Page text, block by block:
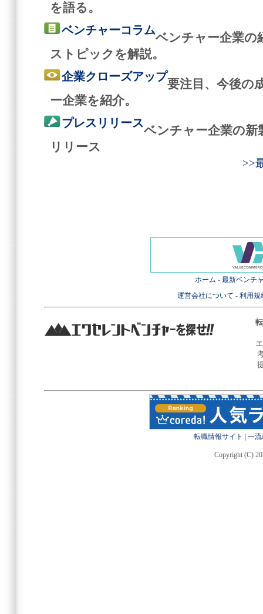
を語る。
ベンチャーコラム
ベンチャー企業の
ストピックを解説。
企業クローズアップ
要注目、今後の
ー企業を紹介。
プレスリリース
ベンチャー企業の新
リリース
>>
ホーム - 最新ベンチ
運営会社について - 利用規
転職情報サイト 一
Copyright (C)